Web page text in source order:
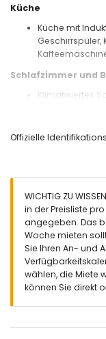
Küche
Küche mit
Geschirrspüler,
Schlafzimmer und
Klimatisiertes
90 cm)
Außenbereich der
Eingezäuntes
Privater Pool
Rasen-Garten
2 Terrassen,
Grill
Außendusche
Sitzbereich im
2 private
Weitere
Offizielle
WICHTIG ZU
in der Preisliste
angegeben. Das
Woche mieten
Sie Ihren An- und
wählen, die Miete
können Sie direkt